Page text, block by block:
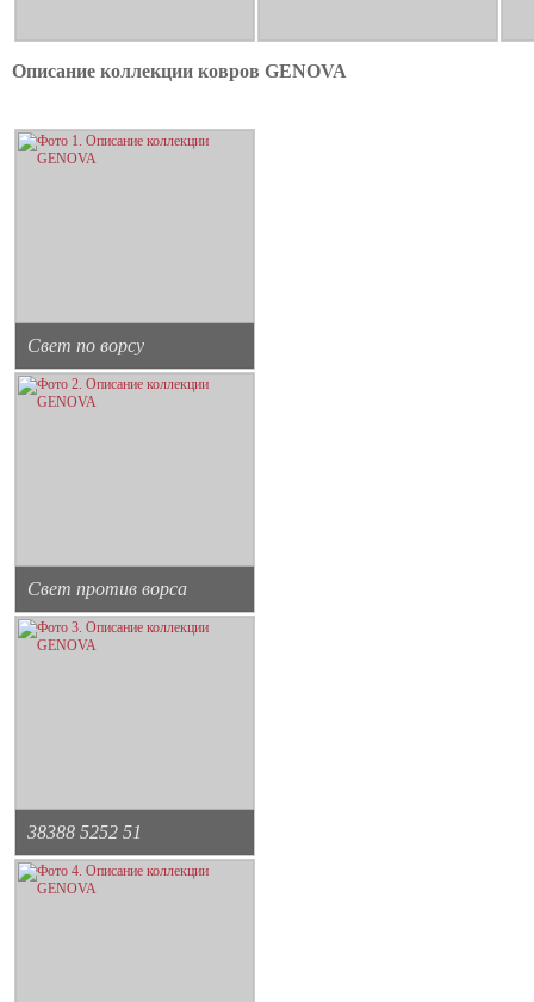
Описание коллекции ковров GENOVA
Свет по ворсу
Свет против ворса
38388 5252 51